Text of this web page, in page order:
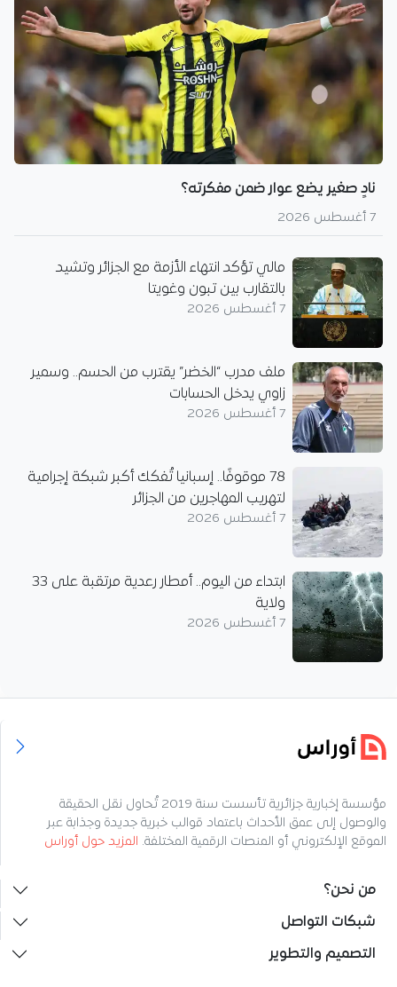
نادٍ صغير يضع عوار ضمن مفكرته؟
7 أغسطس 2026
مالي تؤكد انتهاء الأزمة مع الجزائر وتشيد
بالتقارب بين تبون وغويتا
7 أغسطس 2026
ملف مدرب “الخضر” يقترب من الحسم.. وسمير
زاوي يدخل الحسابات
7 أغسطس 2026
78 موقوفًا.. إسبانيا تُفكك أكبر شبكة إجرامية
لتهريب المهاجرين من الجزائر
7 أغسطس 2026
ابتداء من اليوم.. أمطار رعدية مرتقبة على 33
ولاية
7 أغسطس 2026
مؤسسة إخبارية جزائرية تأسست سنة 2019 تُحاول نقل الحقيقة
والوصول إلى عمق الأحداث باعتماد قوالب خبرية جديدة وجذابة عبر
الموقع الإلكتروني أو المنصات الرقمية المختلفة. المزيد حول أوراس
من نحن؟
شبكات التواصل
التصميم والتطوير